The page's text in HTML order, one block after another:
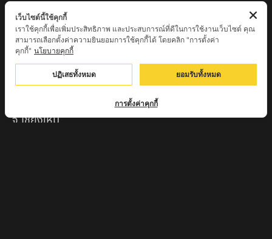
ครูบานะ ชินวํโส สำนักสงฆ์ดอยอีฮุย จ.ลำพูน
ครูบาเลิศ วัดทุ่งม่านใต้ จ.ลำปาง
หลวงปู่หนู นรินโท วัดวังท่าดี จ.เพชรบูรณ์
ครูบาทอง วัดก้อท่า จ.ลำพูน
ครูบาตุ๊เจ้าปู่หว่าหลิ่ง วิระทะโย วัดเวฬุวัน อ.เชียงดาว
จ.เชียงใหม่
เว็บไซต์นี้ใช้คุกกี้
เราใช้คุกกี้เพื่อเพิ่มประสิทธิภาพ และประสบการณ์ที่ดีในการใช้งานเว็บไซต์ คุณ
สามารถเลือกตั้งค่าความยินยอมการใช้คุกกี้ได้ โดยคลิก "การตั้งค่า
คุกกี้" นโยบายคุกกี้
ปฏิเสธทั้งหมด ยอมรับทั้งหมด
การตั้งค่าคุกกี้